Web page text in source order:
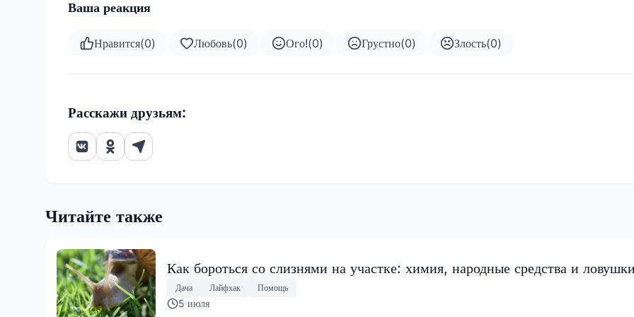
Ваша реакция
Нравится(0) Любовь(0) Ого!(0) Грустно(0) Злость(0)
Расскажи друзьям:
Читайте также
Как бороться со слизнями на участке: химия, народные средства и
Дача Лайфхак Помощь
5 июля